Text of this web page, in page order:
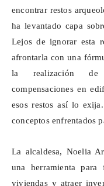
encontrar restos
ha levantado capa
Lejos de ignorar esta
afrontarla con una
la realización de
compensaciones en
esos restos así lo
conceptos enfrentados
La alcaldesa, Noelia
una herramienta para
viviendas y atraer